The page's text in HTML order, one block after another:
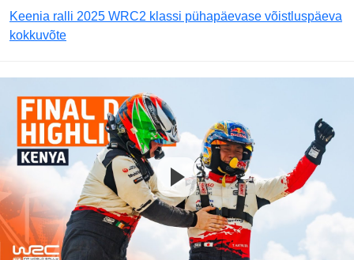
Keenia ralli 2025 WRC2 klassi pühapäevase võistluspäeva
kokkuvõte